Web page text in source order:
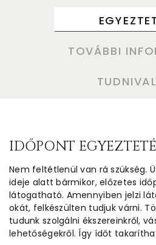
TOVÁBBI
IDŐPONT
Nem feltétlenül van rá szükség.
ideje alatt bármikor, előzetes
látogatható. Amennyiben jelzi
okát, felkészülten tudjuk várni.
tudunk szolgálni ékszereinkről,
lehetőségekről. Így ídőt